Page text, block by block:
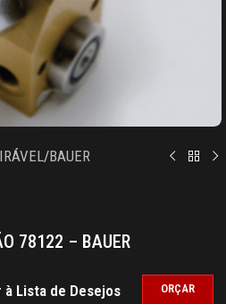
/BAUER
78122 – BAUER
à Lista de Desejos ORÇAR